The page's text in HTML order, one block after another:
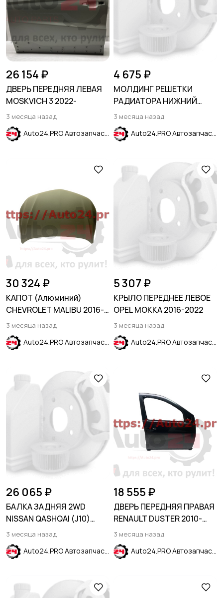
26 154 ₽
ДВЕРЬ ПЕРЕДНЯЯ ЛЕВАЯ
MOSKVICH 3 2022-
3 месяца назад
Auto24.PRO Автозапчасти
4 675 ₽
МОЛДИНГ РЕШЕТКИ
РАДИАТОРА НИЖНИЙ
ЧЕРНЫЙ ГЛЯНЕЦ FORD
EXPLORER 2011-2015
3 месяца назад
Auto24.PRO Автозапчасти
30 324 ₽
КАПОТ (Алюминий)
CHEVROLET MALIBU 2016-
2024
3 месяца назад
Auto24.PRO Автозапчасти
5 307 ₽
КРЫЛО ПЕРЕДНЕЕ ЛЕВОЕ
OPEL MOKKA 2016-2022
3 месяца назад
Auto24.PRO Автозапчасти
26 065 ₽
БАЛКА ЗАДНЯЯ 2WD
NISSAN QASHQAI (J10)
2006-2014
3 месяца назад
Auto24.PRO Автозапчасти
18 555 ₽
ДВЕРЬ ПЕРЕДНЯЯ ПРАВАЯ
RENAULT DUSTER 2010-
2021
3 месяца назад
Auto24.PRO Автозапчасти